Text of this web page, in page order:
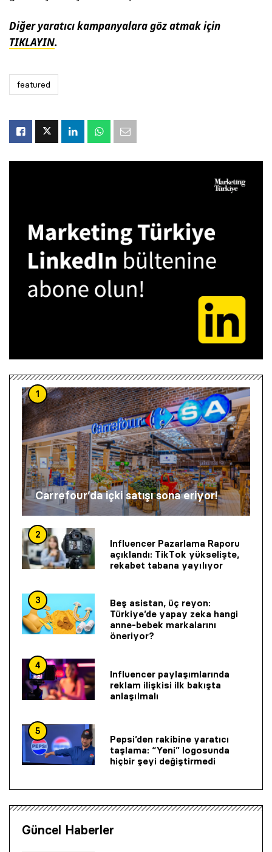
Diğer yaratıcı kampanyalara göz atmak için
TIKLAYIN.
featured
1
Carrefour’da içki satışı sona eriyor!
2
Influencer Pazarlama Raporu
açıklandı: TikTok yükselişte,
rekabet tabana yayılıyor
3
Beş asistan, üç reyon:
Türkiye’de yapay zeka hangi
anne-bebek markalarını
öneriyor?
4
Influencer paylaşımlarında
reklam ilişkisi ilk bakışta
anlaşılmalı
5
Pepsi’den rakibine yaratıcı
taşlama: “Yeni” logosunda
hiçbir şeyi değiştirmedi
Güncel Haberler